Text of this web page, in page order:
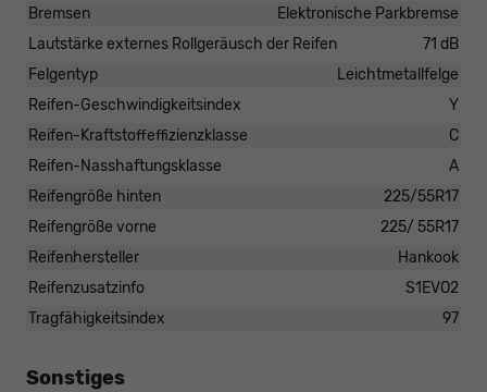
Bremsen
Elektronische Parkbremse
Lautstärke externes Rollgeräusch der Reifen
71 dB
Felgentyp
Leichtmetallfelge
Reifen-Geschwindigkeitsindex
Y
Reifen-Kraftstoffeffizienzklasse
C
Reifen-Nasshaftungsklasse
A
Reifengröße hinten
225/55R17
Reifengröße vorne
225/ 55R17
Reifenhersteller
Hankook
Reifenzusatzinfo
S1EVO2
Tragfähigkeitsindex
97
Sonstiges